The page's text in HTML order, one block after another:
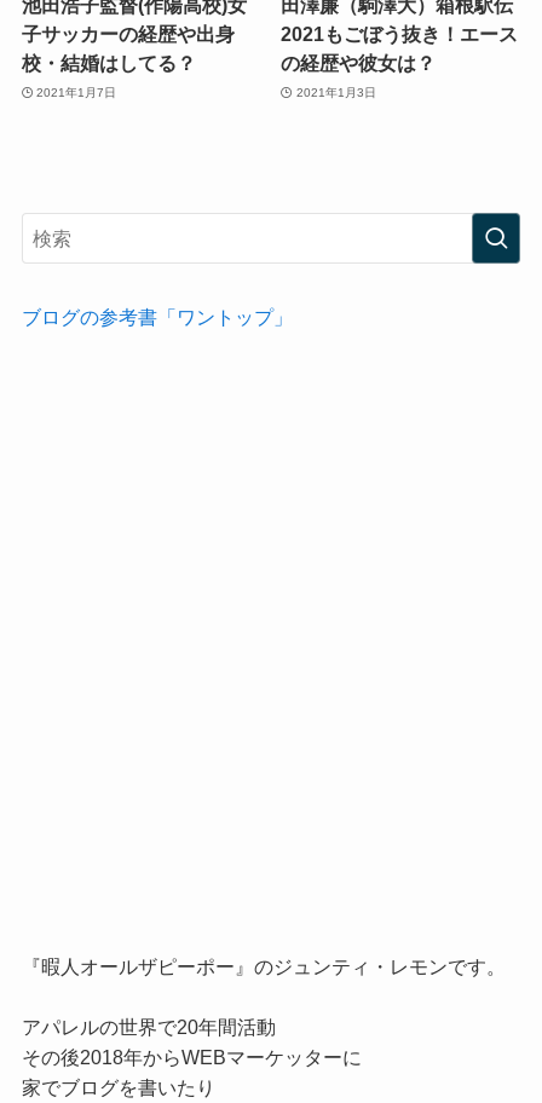
池田浩子監督(作陽高校)女
子サッカーの経歴や出身
校・結婚はしてる？
2021年1月7日
田澤廉（駒澤大）箱根駅伝
2021もごぼう抜き！エース
の経歴や彼女は？
2021年1月3日
ブログの参考書「ワントップ」
『暇人オールザピーポー』のジュンティ・レモンです。
アパレルの世界で20年間活動
その後2018年からWEBマーケッターに
家でブログを書いたり